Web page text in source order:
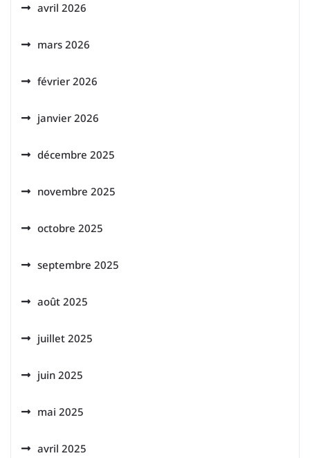
avril 2026
mars 2026
février 2026
janvier 2026
décembre 2025
novembre 2025
octobre 2025
septembre 2025
août 2025
juillet 2025
juin 2025
mai 2025
avril 2025